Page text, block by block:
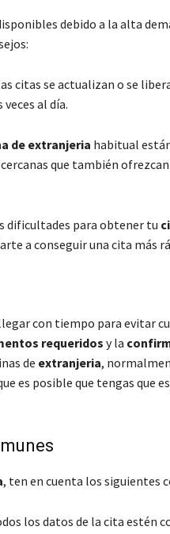
debido a la alta
citas se actualizan o se
al día.
de extranjeria habitual
que también
dificultades para obtener tu
a conseguir una cita más
con tiempo para evitar
requeridosy la
de extranjeria,
es posible que tengas que
, ten en cuenta los siguientes
los datos de la cita estén